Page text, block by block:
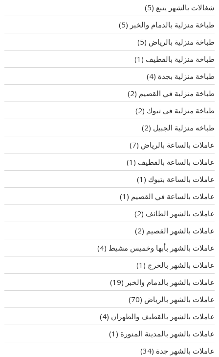
شغالات بالشهر ينبع (5)
طباخة منزلية بالدمام والخبر (5)
طباخة منزلية بالرياض (5)
طباخة منزلية بالقطيف (1)
طباخة منزلية بجدة (4)
طباخة منزلية في القصيم (2)
طباخة منزلية في تبوك (2)
طباخه منزلية الجبيل (2)
عاملات بالساعة بالرياض (7)
عاملات بالساعة بالقطيف (1)
عاملات بالساعة بتبوك (1)
عاملات بالساعة في القصيم (1)
عاملات بالشهر الطائف (2)
عاملات بالشهر القصيم (2)
عاملات بالشهر بأبها وخميس مشيط (4)
عاملات بالشهر بالخرج (1)
عاملات بالشهر بالدمام والخبر (19)
عاملات بالشهر بالرياض (70)
عاملات بالشهر بالقطيف والظهران (4)
عاملات بالشهر بالمدينة المنورة (1)
عاملات بالشهر جدة (34)